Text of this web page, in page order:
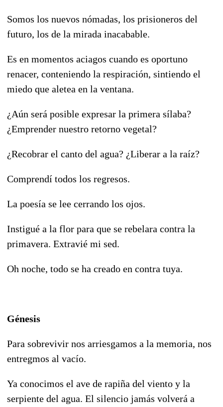
Somos los nuevos nómadas, los prisioneros del
futuro, los de la mirada inacabable.
Es en momentos aciagos cuando es oportuno
renacer, conteniendo la respiración, sintiendo el
miedo que aletea en la ventana.
¿Aún será posible expresar la primera sílaba?
¿Emprender nuestro retorno vegetal?
¿Recobrar el canto del agua? ¿Liberar a la raíz?
Comprendí todos los regresos.
La poesía se lee cerrando los ojos.
Instigué a la flor para que se rebelara contra la
primavera. Extravié mi sed.
Oh noche, todo se ha creado en contra tuya.
Génesis
Para sobrevivir nos arriesgamos a la memoria, nos
entregmos al vacío.
Ya conocimos el ave de rapiña del viento y la
serpiente del agua. El silencio jamás volverá a